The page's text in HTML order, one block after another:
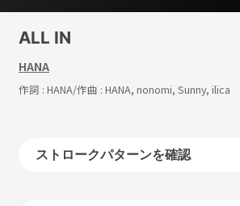
ALL IN
HANA
作詞 : HANA/作曲 : HANA, nonomi, Sunny, ilica
ストロークパターンを確認